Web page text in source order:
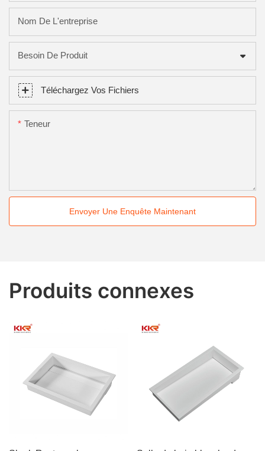
Nom De L'entreprise
Besoin De Produit
Téléchargez Vos Fichiers
Teneur
Envoyer Une Enquête Maintenant
Produits connexes